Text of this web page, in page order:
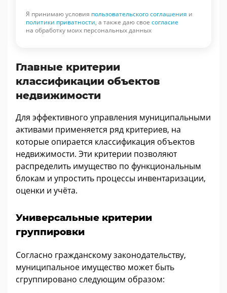
Я принимаю условия пользовательского соглашения и
политики приватности, а также даю свое согласие
на обработку моих персональных данных
Главные критерии
классификации объектов
недвижимости
Для эффективного управления муниципальными
активами применяется ряд критериев, на
которые опирается классификация объектов
недвижимости. Эти критерии позволяют
распределить имущество по функциональным
блокам и упростить процессы инвентаризации,
оценки и учёта.
Универсальные критерии
группировки
Согласно гражданскому законодательству,
муниципальное имущество может быть
сгруппировано следующим образом: